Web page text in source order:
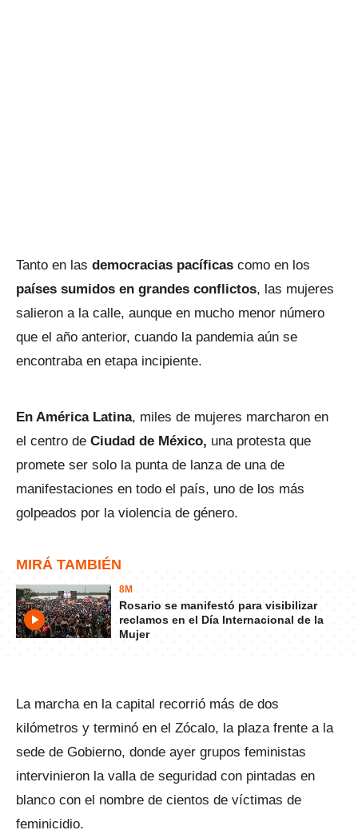
Tanto en las democracias pacíficas como en los
países sumidos en grandes conflictos, las mujeres
salieron a la calle, aunque en mucho menor número
que el año anterior, cuando la pandemia aún se
encontraba en etapa incipiente.
En América Latina, miles de mujeres marcharon en
el centro de Ciudad de México, una protesta que
promete ser solo la punta de lanza de una de
manifestaciones en todo el país, uno de los más
golpeados por la violencia de género.
MIRÁ TAMBIÉN
8M
Rosario se manifestó para visibilizar
reclamos en el Día Internacional de la
Mujer
La marcha en la capital recorrió más de dos
kilómetros y terminó en el Zócalo, la plaza frente a la
sede de Gobierno, donde ayer grupos feministas
intervinieron la valla de seguridad con pintadas en
blanco con el nombre de cientos de víctimas de
feminicidio.